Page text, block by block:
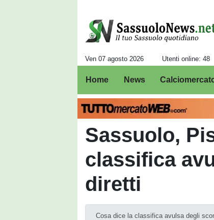
Ven 07 agosto 2026 Utenti online: 48
Home News
Sassuolo,
classifica
diretti
Cosa dice la classifica avulsa degli